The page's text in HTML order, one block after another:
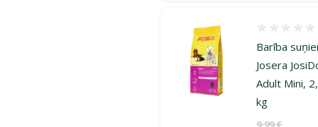
Barība
Josera
Adult Mini,
kg
Oriģinālā
9,99 €